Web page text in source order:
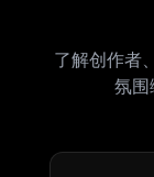
了解创作者
氛围